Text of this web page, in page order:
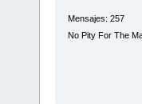
Mensajes: 257
No Pity For The